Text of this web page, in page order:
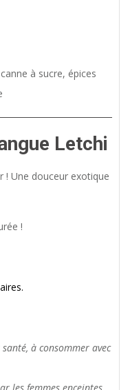
à sucre, épices
Letchi
! Une douceur exotique
!
à consommer avec